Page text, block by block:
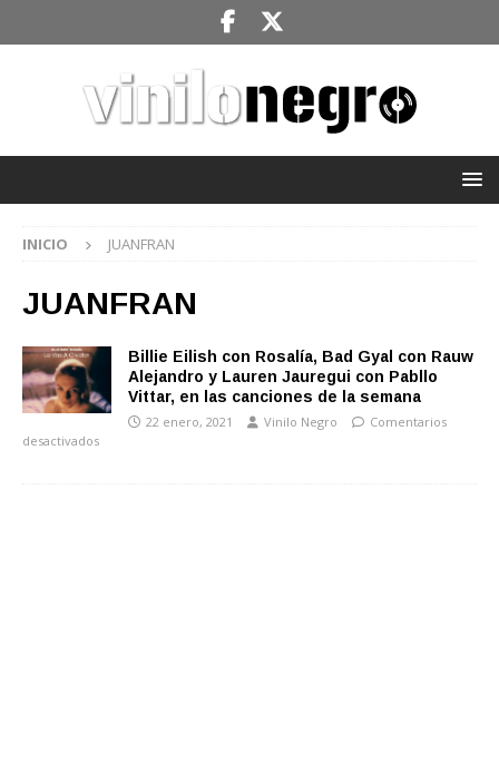
INICIO JUANFRAN
JUANFRAN
Billie Eilish con Rosalía, Bad Gyal con Rauw
Alejandro y Lauren Jauregui con Pabllo
Vittar, en las canciones de la semana
22 enero, 2021 Vinilo Negro
Comentarios
desactivados